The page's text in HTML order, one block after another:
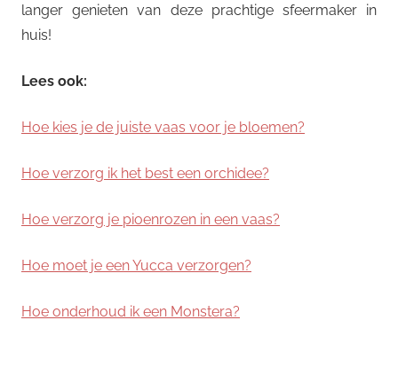
langer genieten van deze prachtige sfeermaker in
huis!
Lees ook:
Hoe kies je de juiste vaas voor je bloemen?
Hoe verzorg ik het best een orchidee?
Hoe verzorg je pioenrozen in een vaas?
Hoe moet je een Yucca verzorgen?
Hoe onderhoud ik een Monstera?